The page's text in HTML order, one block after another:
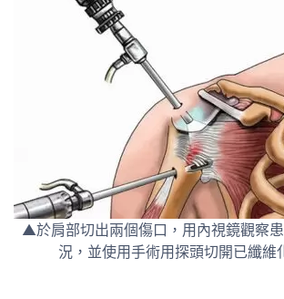
▲於肩部切出兩個傷口，用內視鏡觀察
況，並使用手術用探頭切開已纖維